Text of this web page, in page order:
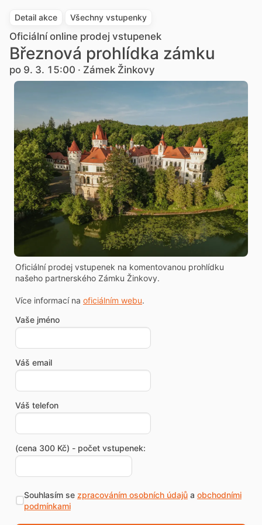
Detail akce Všechny vstupenky
Oficiální online prodej vstupenek
Březnová prohlídka zámku
po 9. 3. 15:00 · Zámek Žinkovy
Oficiální prodej vstupenek na komentovanou prohlídku
našeho partnerského Zámku Žinkovy.
Více informací na oficiálním webu.
Vaše jméno
Váš email
Váš telefon
(cena 300 Kč) - počet vstupenek:
Souhlasím se zpracováním osobních údajůa obchodními
podmínkami